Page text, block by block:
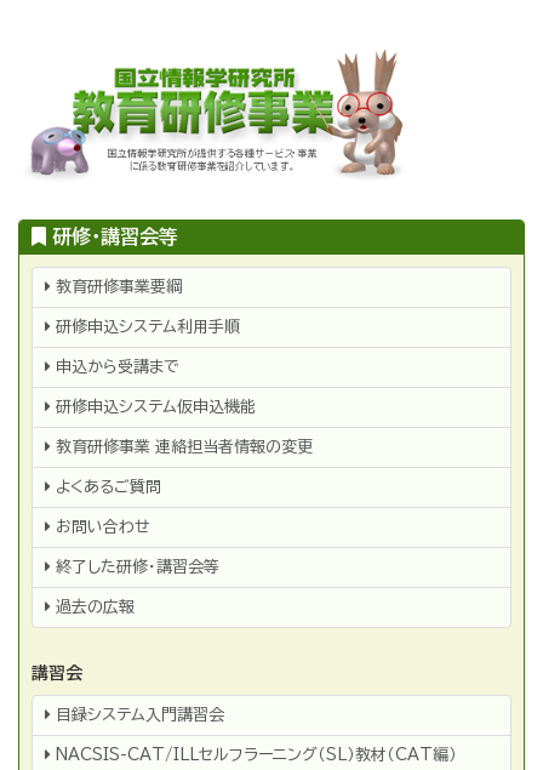
研修・講習会等
修・
講
習
会
等
教育研修事業要綱
研修申込システム利用手順
申込から受講まで
研修申込システム仮申込機能
教育研修事業 連絡担当者情報の変更
よくあるご質問
お問い合わせ
終了した研修・講習会等
過去の広報
講習会
目録システム入門講習会
NACSIS-CAT/ILLセルフラーニング（SL）教材（CAT編）